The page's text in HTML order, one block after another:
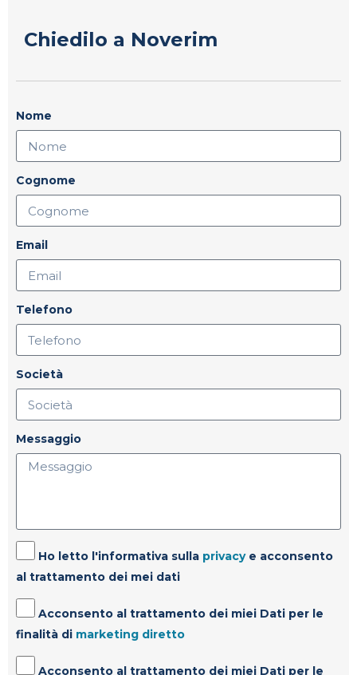
Chiedilo a Noverim
Nome
Cognome
Email
Telefono
Società
Messaggio
Ho letto l'informativa sulla privacye acconsento
al trattamento dei mei dati
Acconsento al trattamento dei miei Dati per le
finalità di marketing diretto
Acconsento al trattamento dei miei Dati per le